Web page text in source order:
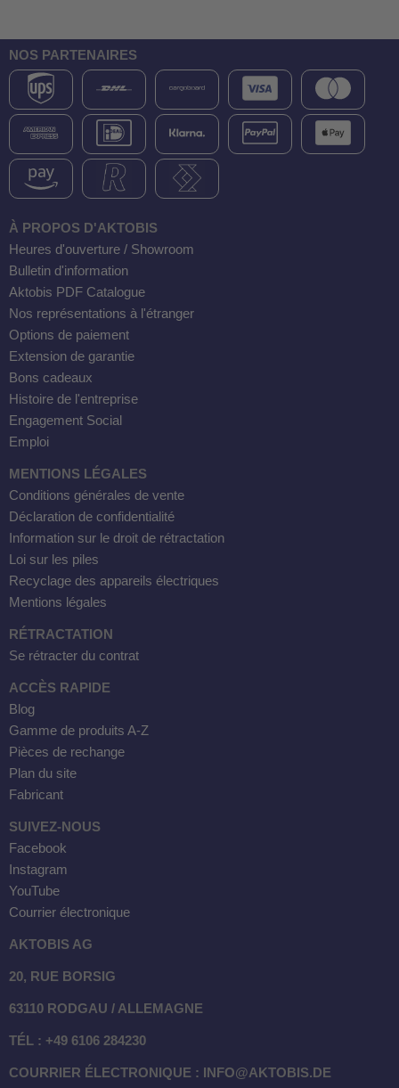
NOS PARTENAIRES
À PROPOS D'AKTOBIS
Heures d'ouverture / Showroom
Bulletin d'information
Aktobis PDF Catalogue
Nos représentations à l'étranger
Options de paiement
Extension de garantie
Bons cadeaux
Histoire de l'entreprise
Engagement Social
Emploi
MENTIONS LÉGALES
Conditions générales de vente
Déclaration de confidentialité
Information sur le droit de rétractation
Loi sur les piles
Recyclage des appareils électriques
Mentions légales
RÉTRACTATION
Se rétracter du contrat
ACCÈS RAPIDE
Blog
Gamme de produits A-Z
Pièces de rechange
Plan du site
Fabricant
SUIVEZ-NOUS
Facebook
Instagram
YouTube
Courrier électronique
AKTOBIS AG
20, RUE BORSIG
63110 RODGAU / ALLEMAGNE
TÉL : +49 6106 284230
COURRIER ÉLECTRONIQUE : INFO@AKTOBIS.DE